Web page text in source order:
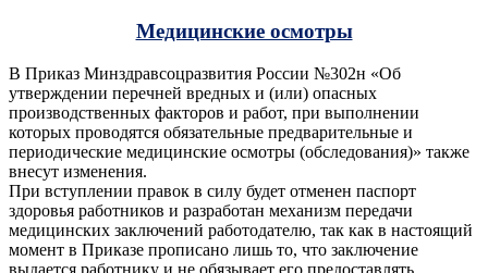
Медицинские осмотры
В Приказ Минздравсоцразвития России №302н «Об
утверждении перечней вредных и (или) опасных
производственных факторов и работ, при выполнении
которых проводятся обязательные предварительные и
периодические медицинские осмотры (обследования)» также
внесут изменения.
При вступлении правок в силу будет отменен паспорт
здоровья работников и разработан механизм передачи
медицинских заключений работодателю, так как в настоящий
момент в Приказе прописано лишь то, что заключение
выдается работнику и не обязывает его предоставлять